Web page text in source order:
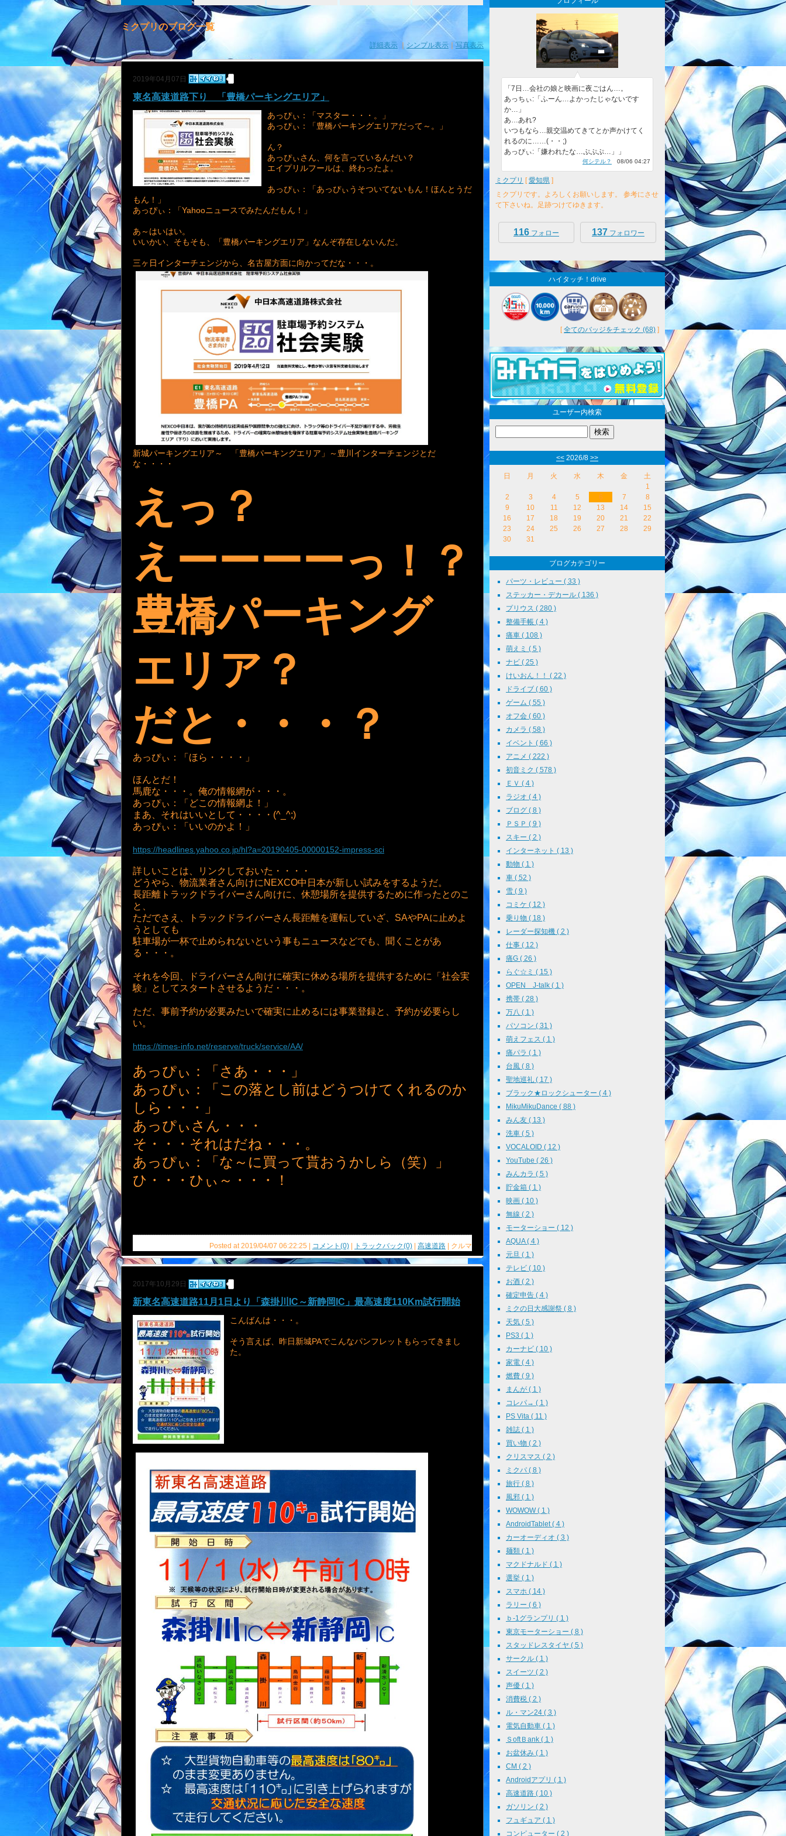
ミクプリのブログ一覧
詳細表示 ｜ シンプル表示 写真表示
2019年04月07日
東名高速道路下り 「豊橋パーキングエリア」
あっぴぃ：「マスター・・・。」
あっぴぃ：「豊橋パーキングエリアだって～。」
ん？
あっぴぃさん、何を言っているんだい？
エイプリルフールは、終わったよ。
あっぴぃ：「あっぴぃうそついてないもん！ほんとうだ
もん！」
あっぴぃ：「Yahooニュースでみたんだもん！」
あ～はいはい。
いいかい、そもそも、「豊橋パーキングエリア」なんぞ存在しないんだ。
三ヶ日インターチェンジから、名古屋方面に向かってだな・・・。
新城パーキングエリア～ 「豊橋パーキングエリア」～豊川インターチェンジとだ
な・・・・
えっ？
えーーーーっ！？
豊橋パーキング
エリア？
だと・・・？
あっぴぃ：「ほら・・・・」
ほんとだ！
馬鹿な・・・。俺の情報網が・・・。
あっぴぃ：「どこの情報網よ！」
まあ、それはいいとして・・・・(^_^;)
あっぴぃ：「いいのかよ！」
https://headlines.yahoo.co.jp/hl?a=20190405-00000152-impress-sci
詳しいことは、リンクしておいた・・・・
どうやら、物流業者さん向けにNEXCO中日本が新しい試みをするようだ。
長距離トラックドライバーさん向けに、休憩場所を提供するために作ったとのこ
と、
ただでさえ、トラックドライバーさん長距離を運転していざ、SAやPAに止めよ
うとしても
駐車場が一杯で止められないという事もニュースなどでも、聞くことがあ
る・・・。
それを今回、ドライバーさん向けに確実に休める場所を提供するために「社会実
験」としてスタートさせるようだ・・・。
ただ、事前予約が必要みたいで確実に止めるには事業登録と、予約が必要らし
い。
https://times-info.net/reserve/truck/service/AA/
あっぴぃ：「さあ・・・」
あっぴぃ：「この落とし前はどうつけてくれるのか
しら・・・」
あっぴぃさん・・・
そ・・・それはだね・・・。
あっぴぃ：「な～に買って貰おうかしら（笑）」
ひ・・・ひぃ～・・・！
Posted at 2019/04/07 06:22:25 | コメント(0) トラックバック(0) 高速道路 | クルマ
2017年10月29日
新東名高速道路11月1日より「森掛川IC～新静岡IC」最高速度110Km試行開始
こんばんは・・・。
そう言えば、昨日新城PAでこんなパンフレットもらってきまし
た。
「7日…会社の娘と映画に夜ごはん…。
あっちぃ:「ふーん…よかったじゃないです
か…」
あ…あれ?
いつもなら…親交温めてきてとか声かけてく
れるのに……(・・;)
あっぴぃ:「嫌われたな…ぷぷぷ…」」
何シテル？ 08/06 04:27
ミクプリ [愛知県 ]
ミクプリです。よろしくお願いします。 参考にさせ
て下さいね。足跡つけてゆきます。
116 フォロー 137 フォロワー
ハイタッチ！drive
[全てのバッジをチェック (68) ]
ユーザー内検索
<< 2026/8 >>
日 月 火 水 木 金
土
1
2
3 4 5 6 7
8
9
10 11 12 13 14
15
16
17 18 19 20 21
22
23
24 25 26 27 28
29
30
31
ブログカテゴリー
パーツ・レビュー ( 33 )
ステッカー・デカール ( 136 )
プリウス ( 280 )
整備手帳 ( 4 )
痛車 ( 108 )
萌えミ ( 5 )
ナビ ( 25 )
けいおん！！ ( 22 )
ドライブ ( 60 )
ゲーム ( 55 )
オフ会 ( 60 )
カメラ ( 58 )
イベント ( 66 )
アニメ ( 222 )
初音ミク ( 578 )
ＥＶ ( 4 )
ラジオ ( 4 )
ブログ ( 8 )
ＰＳＰ ( 9 )
スキー ( 2 )
インターネット ( 13 )
動物 ( 1 )
車 ( 52 )
雪 ( 9 )
コミケ ( 12 )
乗り物 ( 18 )
レーダー探知機 ( 2 )
仕事 ( 12 )
痛G ( 26 )
らぐ☆ミ ( 15 )
OPEN J-talk ( 1 )
携帯 ( 28 )
万八 ( 1 )
パソコン ( 31 )
萌えフェス ( 1 )
痛パラ ( 1 )
台風 ( 8 )
聖地巡礼 ( 17 )
ブラック★ロックシューター ( 4 )
MikuMikuDance ( 88 )
みん友 ( 13 )
洗車 ( 5 )
VOCALOID ( 12 )
YouTube ( 26 )
みんカラ ( 5 )
貯金箱 ( 1 )
映画 ( 10 )
無線 ( 2 )
モーターショー ( 12 )
AQUA ( 4 )
元旦 ( 1 )
テレビ ( 10 )
お酒 ( 2 )
確定申告 ( 4 )
ミクの日大感謝祭 ( 8 )
天気 ( 5 )
PS3 ( 1 )
カーナビ ( 10 )
家電 ( 4 )
燃費 ( 9 )
まんが ( 1 )
コレパ→ ( 1 )
PS Vita ( 11 )
雑誌 ( 1 )
買い物 ( 2 )
クリスマス ( 2 )
ミクパ ( 8 )
旅行 ( 8 )
風邪 ( 1 )
WOWOW ( 1 )
AndroidTablet ( 4 )
カーオーディオ ( 3 )
麺類 ( 1 )
マクドナルド ( 1 )
選挙 ( 1 )
スマホ ( 14 )
ラリー ( 6 )
ｂ-1グランプリ ( 1 )
東京モーターショー ( 8 )
スタッドレスタイヤ ( 5 )
サークル ( 1 )
スイーツ ( 2 )
声優 ( 1 )
消費税 ( 2 )
ル・マン24 ( 3 )
電気自動車 ( 1 )
ＳoftＢank ( 1 )
お盆休み ( 1 )
CM ( 2 )
Androidアプリ ( 1 )
高速道路 ( 10 )
ガソリン ( 2 )
フュギュア ( 1 )
コンピューター ( 2 )